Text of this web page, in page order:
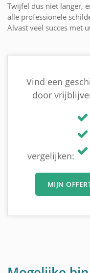
Twijfel dus niet langer,
alle professionele
Alvast veel succes met
Vind een
door
vergelijken:
MIJN